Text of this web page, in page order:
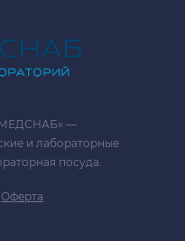
—
и лабораторные
посуда.
Оферта